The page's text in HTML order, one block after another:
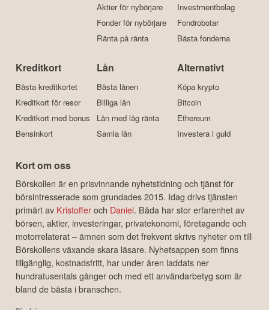
Aktier för nybörjare
Fonder för nybörjare
Ränta på ränta
Investmentbolag
Fondrobotar
Bästa fonderna
Kreditkort
Bästa kreditkortet
Kreditkort för resor
Kreditkort med bonus
Bensinkort
Lån
Bästa lånen
Billiga lån
Lån med låg ränta
Samla lån
Alternativt
Köpa krypto
Bitcoin
Ethereum
Investera i guld
Kort om oss
Börskollen är en prisvinnande nyhetstidning och tjänst för
börsintresserade som grundades 2015. Idag drivs tjänsten
primärt av Kristofferoch Daniel. Båda har stor erfarenhet av
börsen, aktier, investeringar, privatekonomi, företagande och
motorrelaterat – ämnen som det frekvent skrivs nyheter om till
Börskollens växande skara läsare. Nyhetsappen som finns
tillgänglig, kostnadsfritt, har under åren laddats ner
hundratusentals gånger och med ett användarbetyg som är
bland de bästa i branschen.